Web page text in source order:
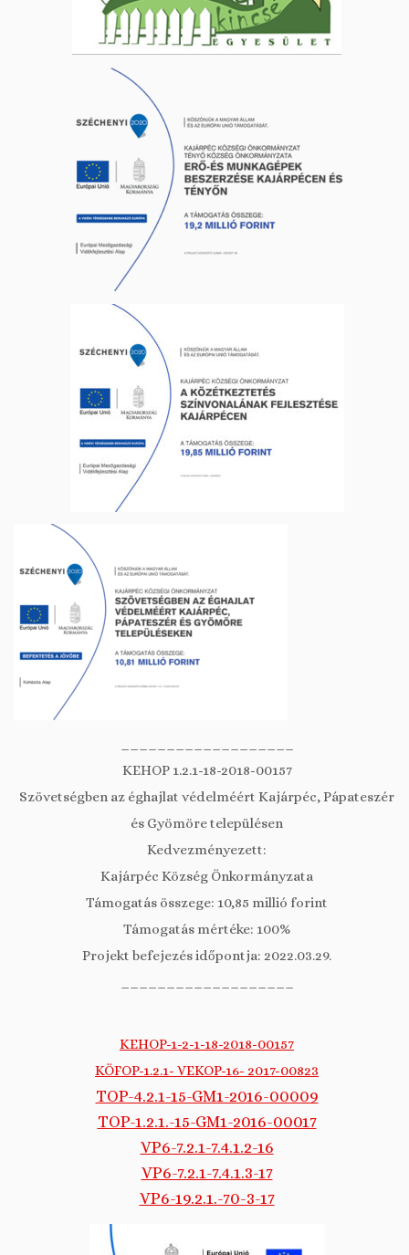
KEHOP 1.2.1-18-2018-00157
Szövetségben az éghajlat védelméért Kajárpéc, Pápateszér
és Gyömöre településen
Kedvezményezett:
Kajárpéc Község Önkormányzata
Támogatás összege: 10,85 millió forint
Támogatás mértéke: 100%
Projekt befejezés időpontja: 2022.03.29.
KEHOP-1-2-1-18-2018-00157
KÖFOP-1.2.1- VEKOP-16- 2017-00823
TOP-4.2.1-15-GM1-2016-00009
TOP-1.2.1.-15-GM1-2016-00017
VP6-7.2.1-7.4.1.2-16
VP6-7.2.1-7.4.1.3-17
VP6-19.2.1.-70-3-17